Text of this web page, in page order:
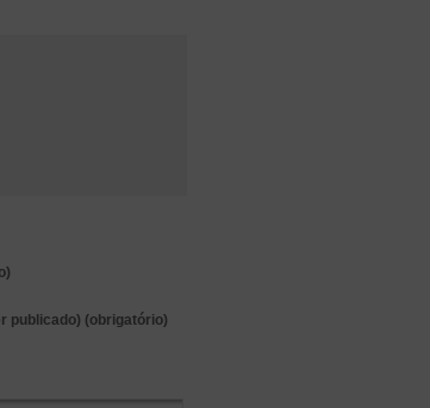
publicado) (obrigatório)